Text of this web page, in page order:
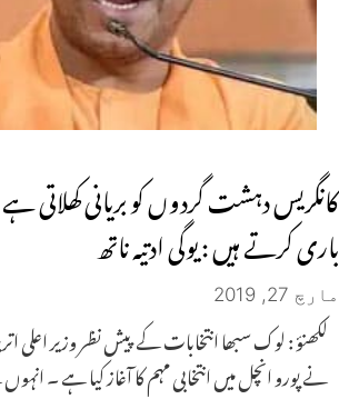
کانگریس دہشت گردوں کو بریانی کھلاتی
باری کرتے ہیں : یوگی ادتیہ ناتھ
مارچ 27, 2019
لکھنؤ : لوک سبھا انتخابات کے پیش نظر وزیر اعلی
نے پورو انچل میں انتخابی مہم کا آغاز کیا ہے ۔